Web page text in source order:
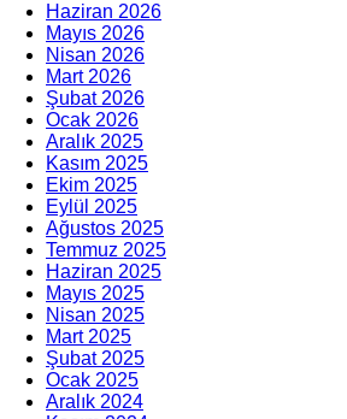
Haziran 2026
Mayıs 2026
Nisan 2026
Mart 2026
Şubat 2026
Ocak 2026
Aralık 2025
Kasım 2025
Ekim 2025
Eylül 2025
Ağustos 2025
Temmuz 2025
Haziran 2025
Mayıs 2025
Nisan 2025
Mart 2025
Şubat 2025
Ocak 2025
Aralık 2024